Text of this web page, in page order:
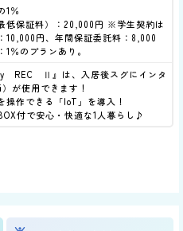
1％
低保証料）：20,000円 ※学生契約は
10,000円、年間保証委託料：8,000
％のプランあり。
REC Ⅱ』は、入居後スグにインタ
が使用できます！
操作できる「IoT」を導入！
付で安心・快適な1人暮らし♪